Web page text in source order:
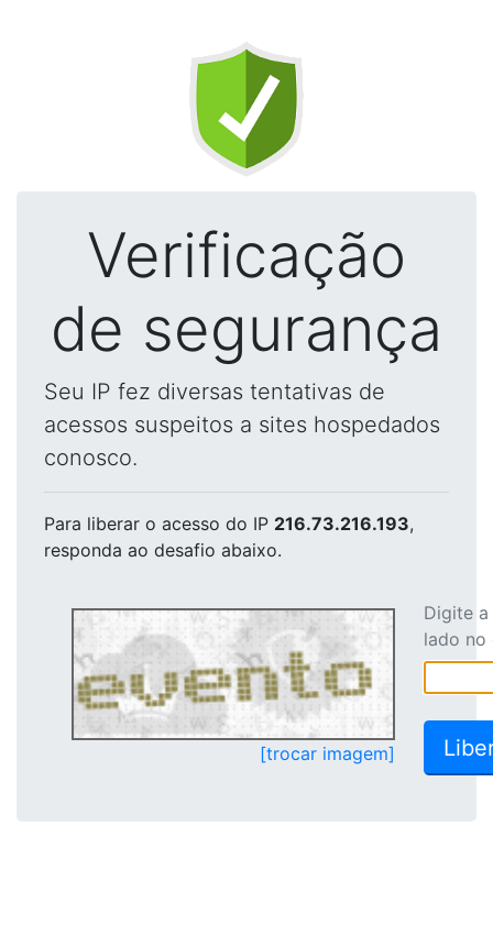
Verificação
de segurança
Seu IP fez diversas tentativas de
acessos suspeitos a sites hospedados
conosco.
Para liberar o acesso do IP 216.73.216.193,
responda ao desafio abaixo.
[trocar imagem]
Digite
lado no